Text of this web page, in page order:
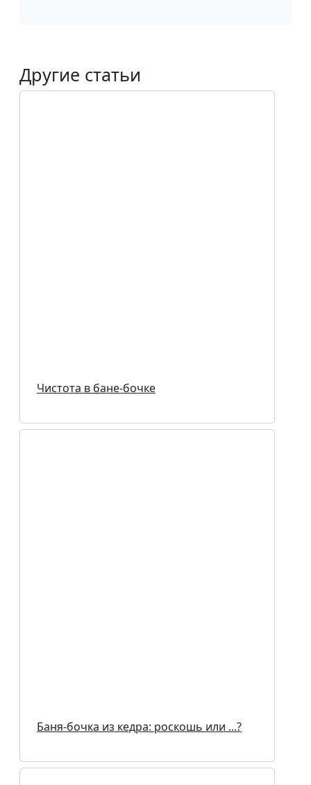
Другие статьи
Чистота в бане-бочке
Баня-бочка из кедра: роскошь или ...?